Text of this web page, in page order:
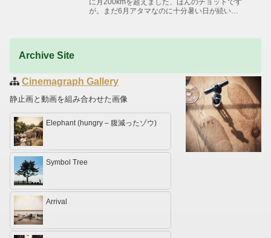
が。まだ6月アタマなのに十分暑い日が続いて
Archive Site
Cinemagraph Gallery
静止画と動画を組み合わせた画像
Elephant (hungry – 腹減ったゾウ)
Symbol Tree
Arrival